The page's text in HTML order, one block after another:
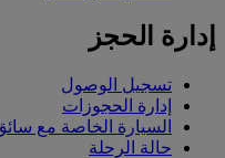
إدارة الحجز
تسجيل الوصول
إدارة الحجوزات
السيارة الخاصة مع
حالة الرحلة